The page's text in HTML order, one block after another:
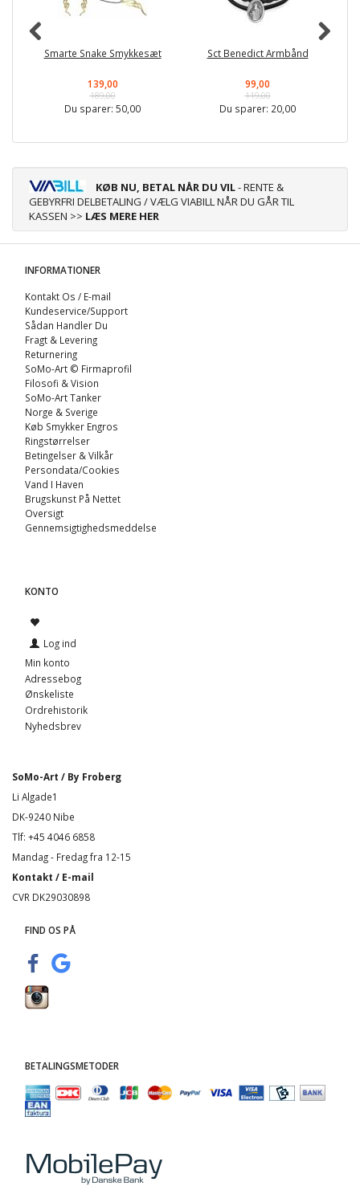
Smarte Snake Smykkesæt
139,00
189,00
Du sparer: 50,00
Sct Benedict Armbånd
99,00
119,00
Du sparer: 20,00
KØB NU, BETAL NÅR DU VIL- RENTE &
GEBYRFRI DELBETALING / VÆLG VIABILL NÅR DU GÅR TIL
KASSEN >> LÆS MERE HER
INFORMATIONER
Kontakt Os / E-mail
Kundeservice/Support
Sådan Handler Du
Fragt & Levering
Returnering
SoMo-Art © Firmaprofil
Filosofi & Vision
SoMo-Art Tanker
Norge & Sverige
Køb Smykker Engros
Ringstørrelser
Betingelser & Vilkår
Persondata/Cookies
Vand I Haven
Brugskunst På Nettet
Oversigt
Gennemsigtighedsmeddelse
KONTO
Log ind
Min konto
Adressebog
Ønskeliste
Ordrehistorik
Nyhedsbrev
SoMo-Art / By Froberg
Li Algade1
DK-9240 Nibe
Tlf: +45 4046 6858
Mandag - Fredag fra 12-15
Kontakt / E-mail
CVR DK29030898
FIND OS PÅ
BETALINGSMETODER